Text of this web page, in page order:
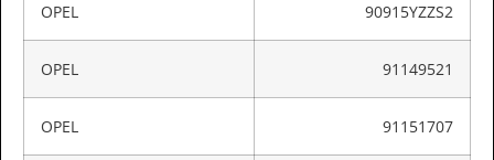
OPEL 90915YZZS2
OPEL 91149521
OPEL 91151707